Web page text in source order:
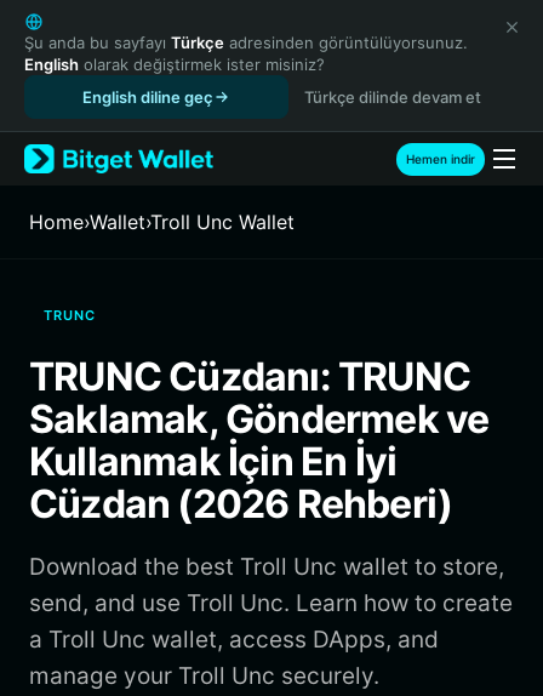
English
日本語
Tiếng Việt
Español (Latinoamérica)
Türkçe
Français
繁體中文
Bahasa Indonesia
ภาษาไทย
हिन्दी
Español
Português (Brasil)
Şu anda bu sayfayı Türkçe adresinden görüntülüyorsunuz.
English olarak değiştirmek ister misiniz?
English diline geç
Türkçe dilinde devam et
Hemen indir
Home›Wallet›Troll Unc Wallet
TRUNC
TRUNC Cüzdanı: TRUNC
Saklamak, Göndermek ve
Kullanmak İçin En İyi
Cüzdan (2026 Rehberi)
Download the best Troll Unc wallet to store,
send, and use Troll Unc. Learn how to create
a Troll Unc wallet, access DApps, and
manage your Troll Unc securely.